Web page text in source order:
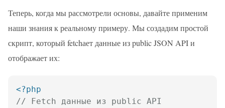
Теперь, когда мы рассмотрели основы, давайте применим
наши знания к реальному примеру. Мы создадим простой
скрипт, который fetchает данные из public JSON API и
отображает их:
<?php
// Fetch данные из public API